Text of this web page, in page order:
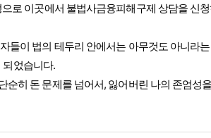
로 이곳에서 불법사금융피해구제 상담을 신
들이 법의 테두리 안에서는 아무것도 아니라
되었습니다.
히 돈 문제를 넘어서, 잃어버린 나의 존엄성